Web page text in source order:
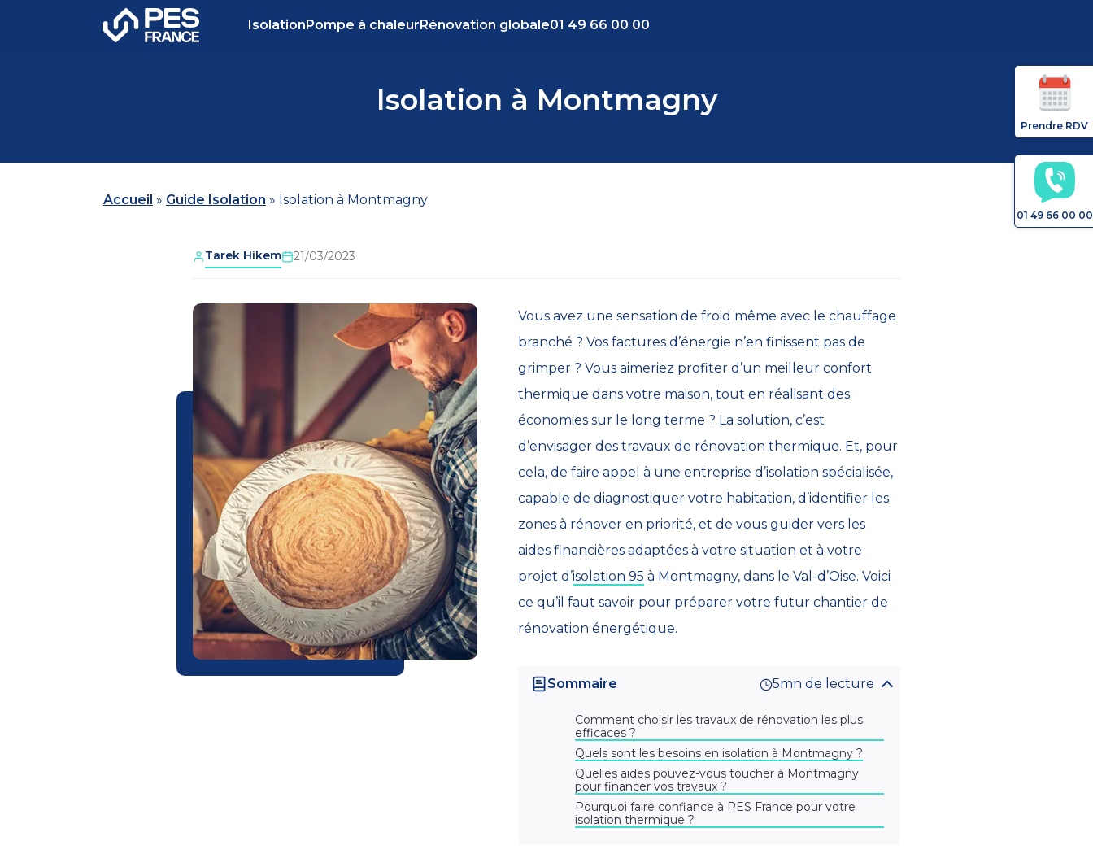
IsolationPompe à chaleurRénovation globale01 49 66 00 00
Isolation à Montmagny
Accueil » Guide Isolation » Isolation à Montmagny
Tarek Hikem 21/03/2023
Vous avez une sensation de froid même avec le chauffage
branché ? Vos factures d’énergie n’en finissent pas de
grimper ? Vous aimeriez profiter d’un meilleur confort
thermique dans votre maison, tout en réalisant des
économies sur le long terme ? La solution, c’est
d’envisager des travaux de rénovation thermique. Et, pour
cela, de faire appel à une entreprise d’isolation spécialisée,
capable de diagnostiquer votre habitation, d’identifier les
zones à rénover en priorité, et de vous guider vers les
aides financières adaptées à votre situation et à votre
projet d’isolation 95 à Montmagny, dans le Val-d’Oise. Voici
ce qu’il faut savoir pour préparer votre futur chantier de
rénovation énergétique.
Sommaire 5mn de lecture
Comment choisir les travaux de rénovation les plus
efficaces ?
Quels sont les besoins en isolation à Montmagny ?
Quelles aides pouvez-vous toucher à Montmagny
pour financer vos travaux ?
Pourquoi faire confiance à PES France pour votre
isolation thermique ?
Prendre RDV
01 49 66 00 00